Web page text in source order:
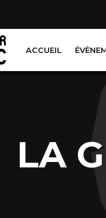
ACCUEIL
LA